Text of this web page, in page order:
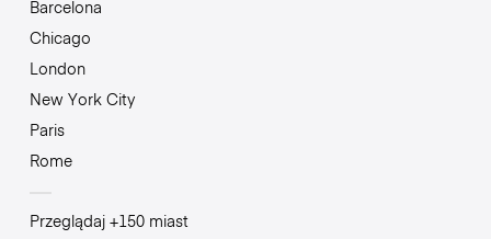
Barcelona
Chicago
London
New York City
Paris
Rome
Przeglądaj +150 miast